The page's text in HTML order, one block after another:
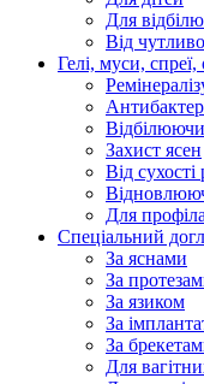
Для
Від
Гелі, муси, спреї,
Захист ясен
Від сухості
Для
Спеціальний
За яснами
За
За язиком
За
За
Для